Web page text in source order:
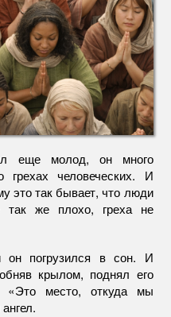
еще молод, он много
человеческих. И
это так бывает, что люди
же плохо, греха не
погрузился в сон. И
крылом, поднял его
«Это место, откуда мы